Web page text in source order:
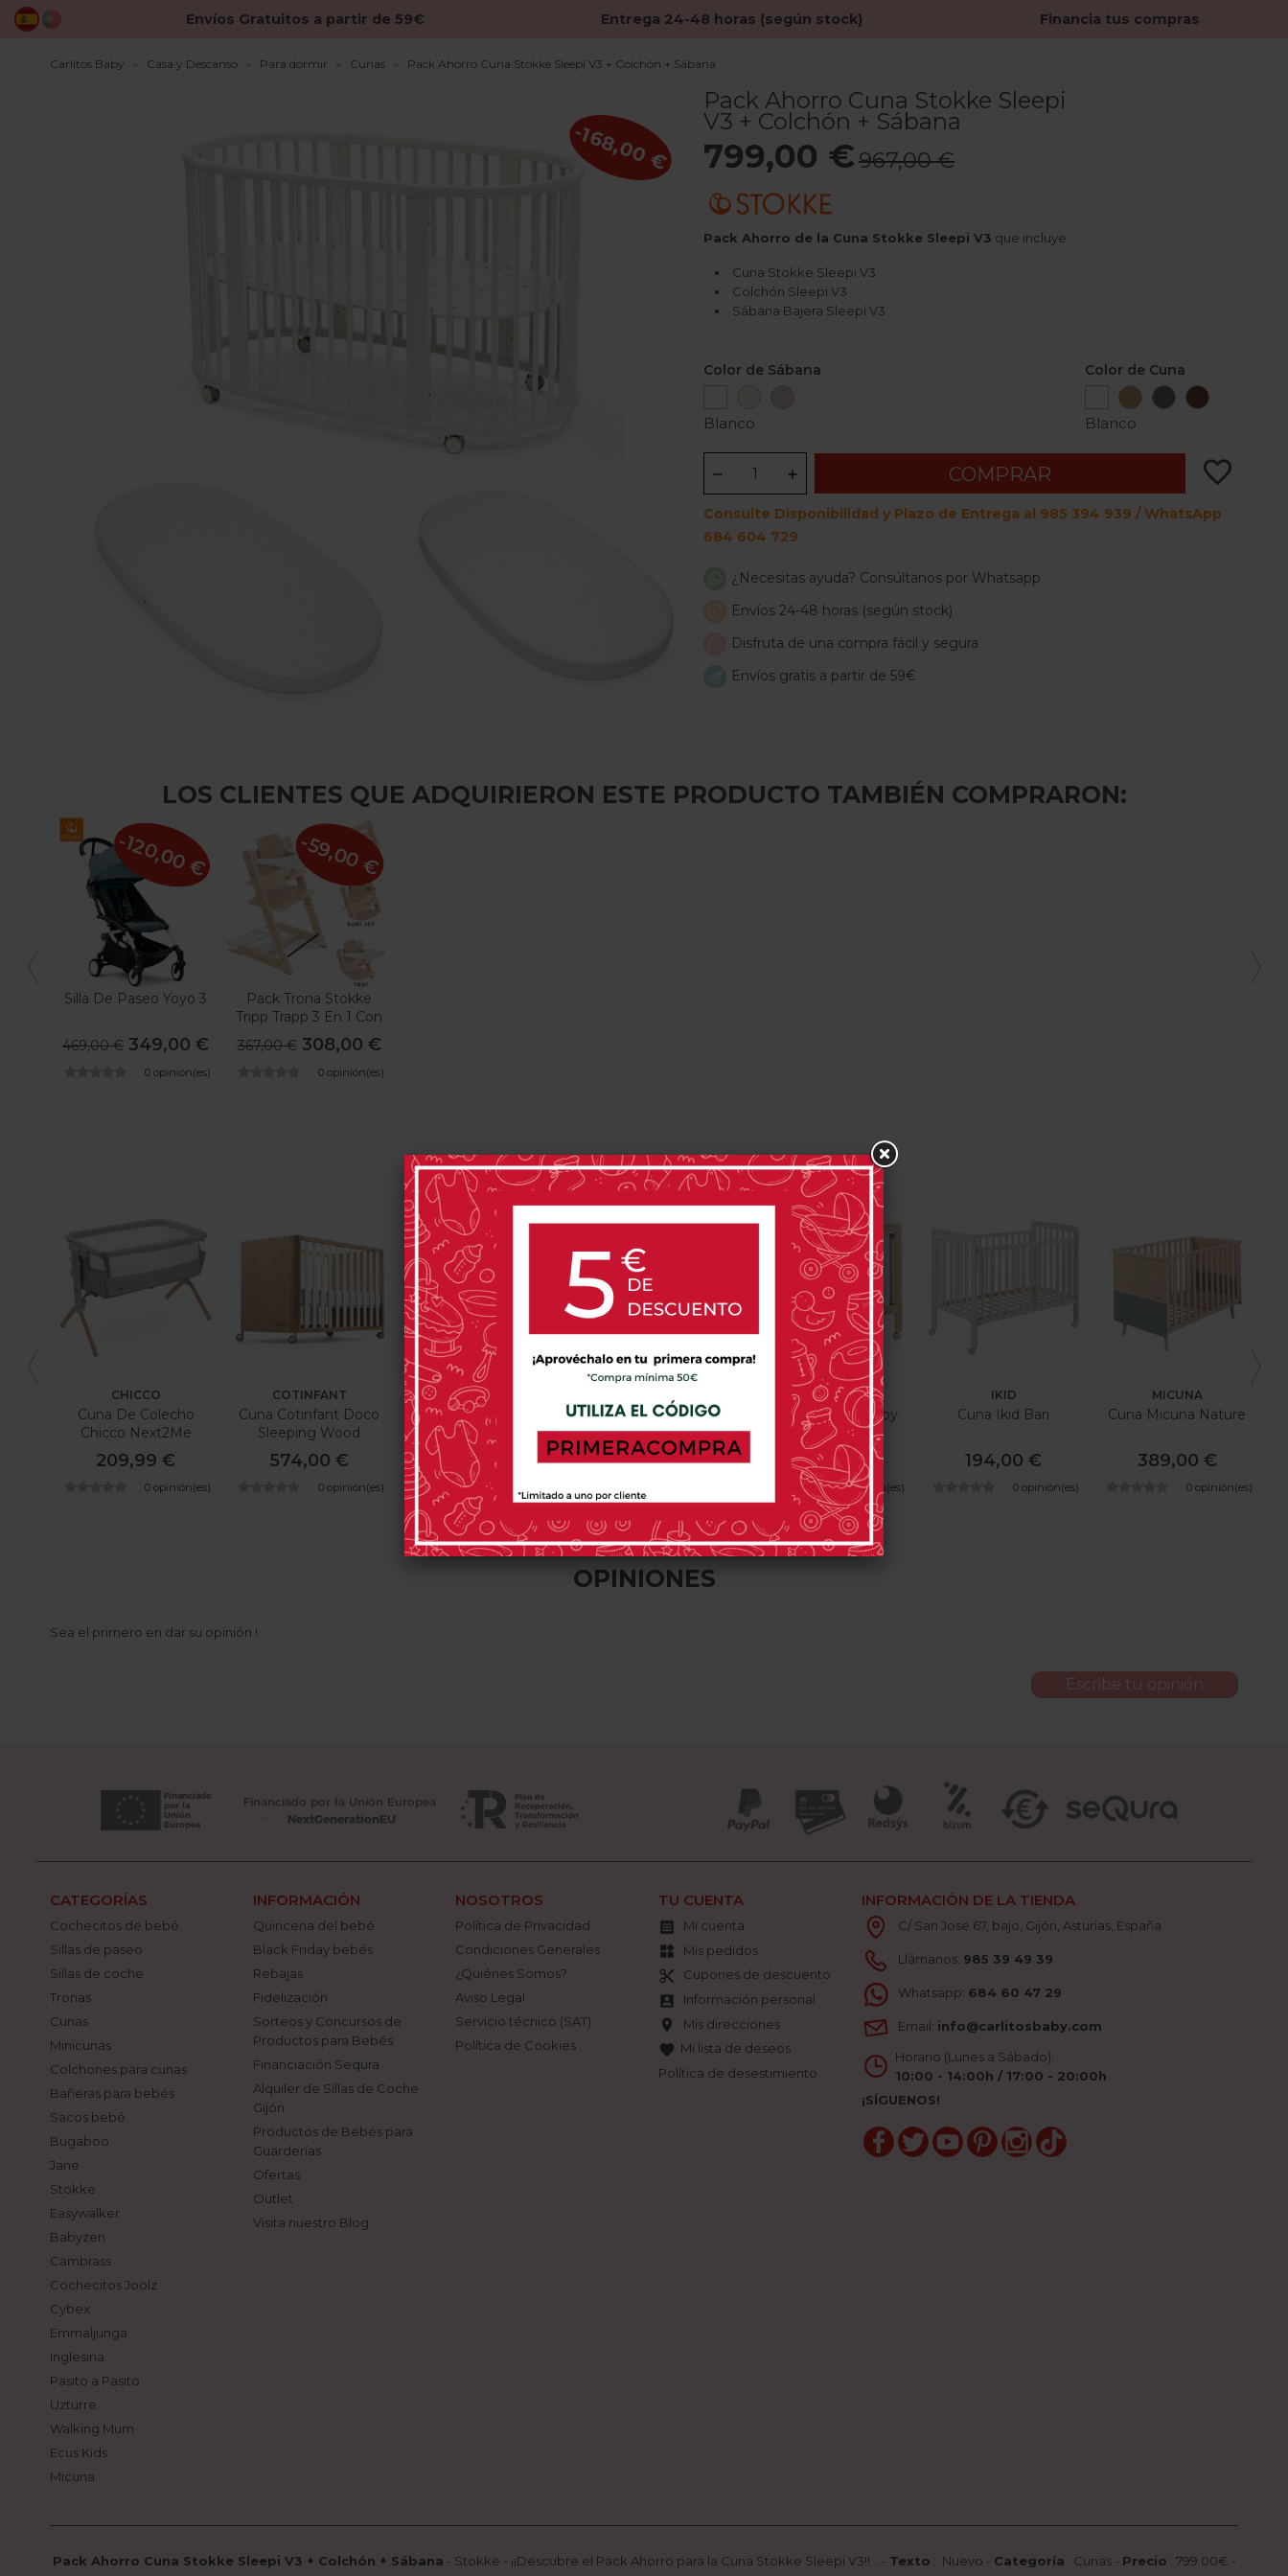
Envíos Gratuitos a partir de 59€ Entrega 24-48 horas (según stock) Financia tus compras
Carlitos Baby Casa y Descanso Para dormir Cunas Pack Ahorro Cuna Stokke Sleepi V3 + Colchón + Sábana
-168,00 €
Pack Ahorro Cuna Stokke Sleepi
V3 + Colchón + Sábana
799,00 €967,00 €
Pack Ahorro de la Cuna Stokke Sleepi V3 que incluye:
Cuna Stokke Sleepi V3
Colchón Sleepi V3
Sábana Bajera Sleepi V3
Color de Sábana
Blanco
Color de Cuna
BlancoNatural
Gris
Bruma
Marrón
Blanco
COMPRAR favorite_border
Consulte Disponibilidad y Plazo de Entrega al 985 394 939 / WhatsApp
684 604 729
¿Necesitas ayuda? Consúltanos por Whatsapp
Envíos 24-48 horas (según stock)
Disfruta de una compra fácil y segura
Envíos gratis a partir de 59€
LOS CLIENTES QUE ADQUIRIERON ESTE PRODUCTO TAMBIÉN COMPRARON:
Silla De Paseo Yoyo 3
469,00 € 349,00 €
0 opinión(es)
-120,00 €
Pack Trona Stokke
Tripp Trapp 3 En 1 Con
Bandeja
367,00 € 308,00 €
0 opinión(es)
-59,00 €
PRODUCTOS RELACIONADOS
CHICCO
Cuna De Colecho
Chicco Next2Me
Armonía
209,99 €
0 opinión(es)
COTINFANT
Cuna Cotinfant Doco
Sleeping Wood
574,00 €
0 opinión(es)
MICUNA
Cuna Globito De
Micuna
343,00 €
Cuna Sabana De
Micuna
367,00 €
MICUNA
Cuna Micuna Happy
338,00 €
0 opinión(es)
IKID
Cuna Ikid Bari
194,00 €
0 opinión(es)
MICUNA
Cuna Micuna Nature
389,00 €
0 opinión(es)
OPINIONES
Sea el primero en dar su opinión !
Escribe tu opinión
CATEGORÍAS
Cochecitos de bebé
Sillas de paseo
Sillas de coche
Tronas
Cunas
Minicunas
Colchones para cunas
Bañeras para bebés
Sacos bebé
Bugaboo
Jane
Stokke
Easywalker
Babyzen
Cambrass
Cochecitos Joolz
Cybex
Emmaljunga
Inglesina
Pasito a Pasito
Uzturre
Walking Mum
Ecus Kids
Micuna
INFORMACIÓN
Quincena del bebé
Black Friday bebés
Rebajas
Fidelización
Sorteos y Concursos de
Productos para Bebés
Financiación Sequra
Alquiler de Sillas de Coche
Gijón
Productos de Bebés para
Guarderías
Ofertas
Outlet
Visita nuestro Blog
NOSOTROS
Política de Privacidad
Condiciones Generales
¿Quiénes Somos?
Aviso Legal
Servicio técnico (SAT)
Política de Cookies
TU CUENTA
 Mi cuenta
widgets Mis pedidos
content_cut Cupones de descuento
account_box Información personal
location_on Mis direcciones
favorite Mi lista de deseos
Política de desestimiento
INFORMACIÓN DE LA TIENDA
C/ San Jose 67, bajo, Gijón, Asturias, España
Llámanos: 985 39 49 39
Whatsapp: 684 60 47 29
Email: info@carlitosbaby.com
Horario (Lunes a Sábado):
10:00 - 14:00h / 17:00 - 20:00h
¡SÍGUENOS!
Facebook
TwitterYouTubePinterestInstagram
TikTok
Pack Ahorro Cuna Stokke Sleepi V3 + Colchón + Sábana - Stokke - ¡¡Descubre el Pack Ahorro para la Cuna Stokke Sleepi V3!!... - Texto : Nuevo - Categoría : Cunas- Precio : 799.00€ -